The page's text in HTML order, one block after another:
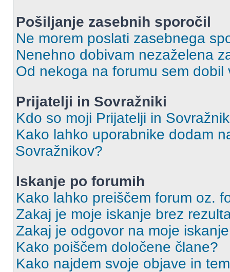
Pošiljanje zasebnih sporočil
Ne morem poslati zasebnega
Nenehno dobivam nezaželena
Od nekoga na forumu sem
Prijatelji in Sovražniki
Kdo so moji Prijatelji in
Kako lahko uporabnike dodam
Sovražnikov?
Iskanje po forumih
Kako lahko preiščem forum oz.
Zakaj je moje iskanje brez
Zakaj je odgovor na moje
Kako poiščem določene člane?
Kako najdem svoje objave in